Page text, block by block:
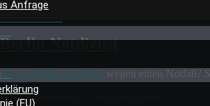
Anfrage
(EU)
Notdienst
IT Techniker in Berlin wegen einen Notfall?
Brandenburg – hilft auch Ihnen.